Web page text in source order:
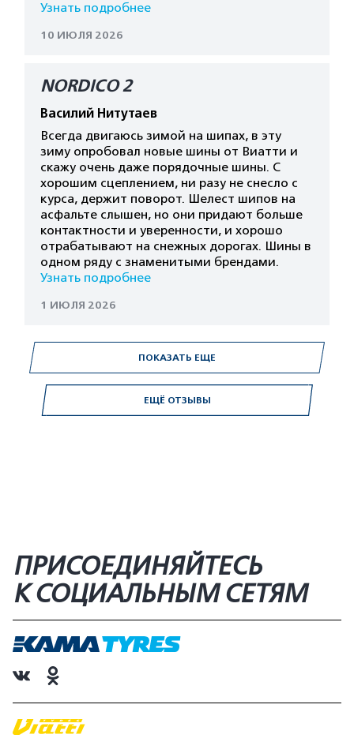
ЕЩЁ ОТЗЫВЫ
Узнать подробнее
10 ИЮЛЯ 2026
NORDICO 2
Василий Нитутаев
Всегда двигаюсь зимой на шипах, в эту
зиму опробовал новые шины от Виатти и
скажу очень даже порядочные шины. С
хорошим сцеплением, ни разу не снесло с
курса, держит поворот. Шелест шипов на
асфальте слышен, но они придают больше
контактности и уверенности, и хорошо
отрабатывают на снежных дорогах. Шины в
одном ряду с знаменитыми брендами.
Узнать подробнее
1 ИЮЛЯ 2026
ПОКАЗАТЬ ЕЩЕ
ПРИСОЕДИНЯЙТЕСЬ
К СОЦИАЛЬНЫМ СЕТЯМ